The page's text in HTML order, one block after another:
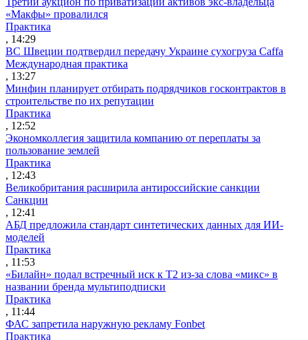
«Макфы» провалился
Практика
, 14:29
ВС Швеции подтвердил передачу Украине сухогруза Caffa
Международная практика
, 13:27
Минфин планирует отбирать подрядчиков госконтрактов в
строительстве по их репутации
Практика
, 12:52
Экономколлегия защитила компанию от переплаты за
пользование землей
Практика
, 12:43
Великобритания расширила антироссийские санкции
Санкции
, 12:41
АБД предложила стандарт синтетических данных для ИИ-
моделей
Практика
, 11:53
«Билайн» подал встречный иск к Т2 из-за слова «микс» в
названии бренда мультиподписки
Практика
, 11:44
ФАС запретила наружную рекламу Fonbet
Практика